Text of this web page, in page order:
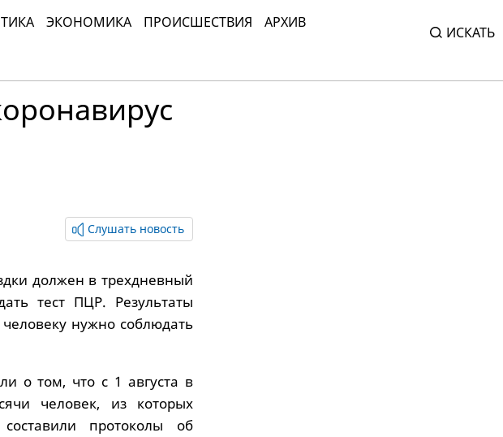
ЭКОНОМИКА ПРОИСШЕСТВИЯ
АРХИВ
ИСКАТЬ
Слушать новость
должен в трехдневный
тест ПЦР. Результаты
человеку нужно соблюдать
о том, что с 1 августа в
человек, из которых
протоколы об